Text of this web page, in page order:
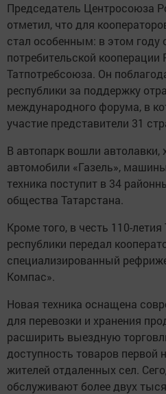
Председатель Центросоюза
отметил, что для
стал особенным: в этом году
потребительской кооперации
Татпотребсоюза. Он
республики за поддержку
международного форума, в
участие представители 31
В автопарк вошли автолавки,
автомобили «Газель»,
техника поступит в 34
общества Татарстана.
Кроме того, в честь 110-
республики передал
специализированный
Компас».
Новая техника оснащена
для перевозки и хранения
расширить выездную
доступность товаров первой
жителей отдаленных сел.
обслуживают более двух